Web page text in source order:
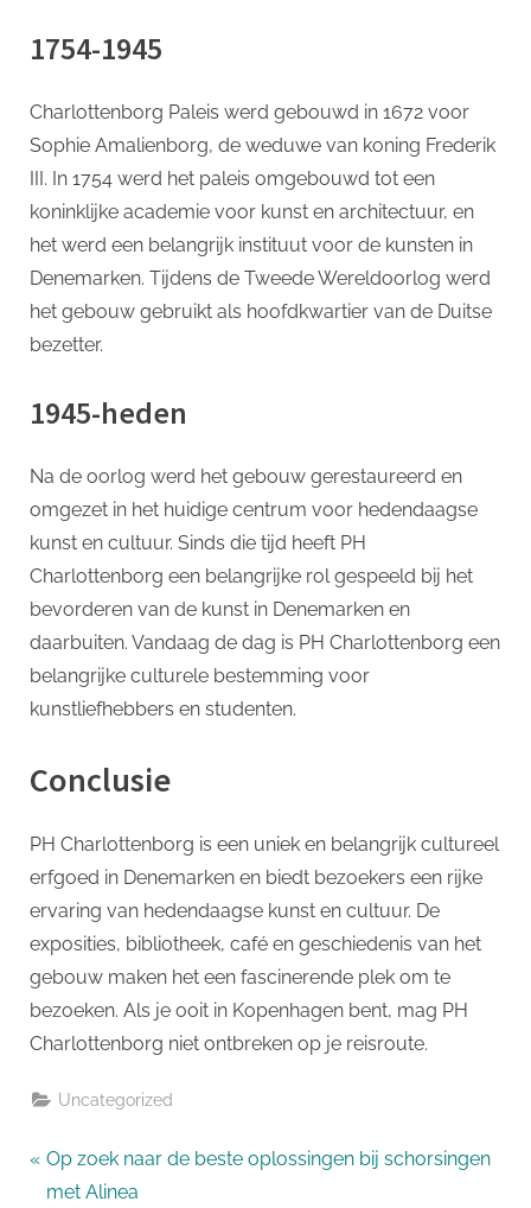
1754-1945
Charlottenborg Paleis werd gebouwd in 1672 voor
Sophie Amalienborg, de weduwe van koning Frederik
III. In 1754 werd het paleis omgebouwd tot een
koninklijke academie voor kunst en architectuur, en
het werd een belangrijk instituut voor de kunsten in
Denemarken. Tijdens de Tweede Wereldoorlog werd
het gebouw gebruikt als hoofdkwartier van de Duitse
bezetter.
1945-heden
Na de oorlog werd het gebouw gerestaureerd en
omgezet in het huidige centrum voor hedendaagse
kunst en cultuur. Sinds die tijd heeft PH
Charlottenborg een belangrijke rol gespeeld bij het
bevorderen van de kunst in Denemarken en
daarbuiten. Vandaag de dag is PH Charlottenborg een
belangrijke culturele bestemming voor
kunstliefhebbers en studenten.
Conclusie
PH Charlottenborg is een uniek en belangrijk cultureel
erfgoed in Denemarken en biedt bezoekers een rijke
ervaring van hedendaagse kunst en cultuur. De
exposities, bibliotheek, café en geschiedenis van het
gebouw maken het een fascinerende plek om te
bezoeken. Als je ooit in Kopenhagen bent, mag PH
Charlottenborg niet ontbreken op je reisroute.
Uncategorized
Bericht
P
r
Op zoek naar de beste oplossingen bij schorsingen
met Alinea